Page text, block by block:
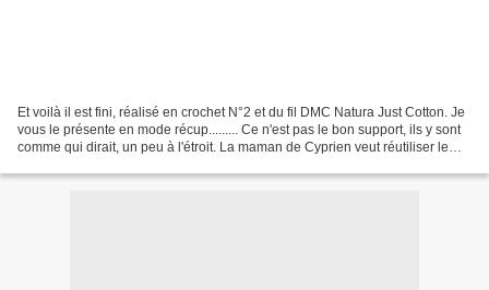
Et voilà il est fini, réalisé en crochet N°2 et du fil DMC Natura Just Cotton. Je
vous le présente en mode récup......... Ce n'est pas le bon support, ils y sont
comme qui dirait, un peu à l'étroit. La maman de Cyprien veut réutiliser le